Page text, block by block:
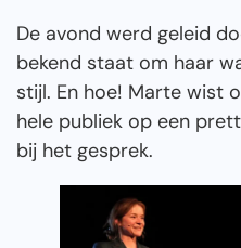
De avond werd geleid
bekend staat om haar
stijl. En hoe! Marte wist
hele publiek op een
bij het gesprek.